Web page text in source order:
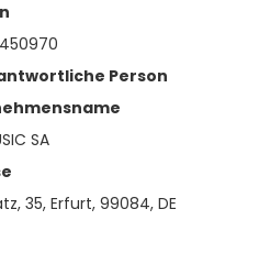
Person
SA
35, Erfurt, 99084, DE